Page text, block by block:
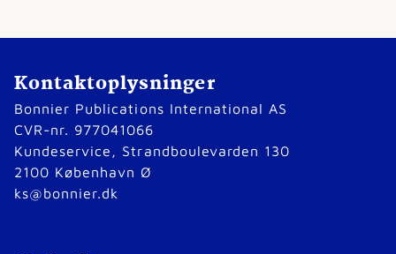
Kontaktoplysninger
Bonnier Publications International AS
CVR-nr. 977041066
Kundeservice, Strandboulevarden 130
2100 København Ø
ks@bonnier.dk